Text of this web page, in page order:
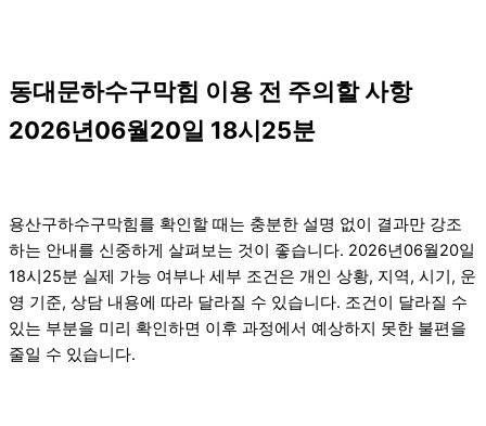
동대문하수구막힘 이용 전 주의할 사항
2026년06월20일 18시25분
용산구하수구막힘를 확인할 때는 충분한 설명 없이 결과만 강조
하는 안내를 신중하게 살펴보는 것이 좋습니다. 2026년06월20일
18시25분 실제 가능 여부나 세부 조건은 개인 상황, 지역, 시기, 운
영 기준, 상담 내용에 따라 달라질 수 있습니다. 조건이 달라질 수
있는 부분을 미리 확인하면 이후 과정에서 예상하지 못한 불편을
줄일 수 있습니다.